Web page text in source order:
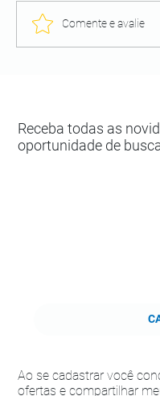
Comente e avalie
Receba todas as
oportunidade de
Ao se cadastrar você
ofertas e compartilhar